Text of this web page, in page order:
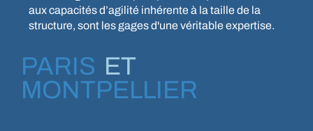
aux capacités d’agilité inhérente à la taille de la
structure, sont les gages d'une véritable expertise.
PARIS ET
MONTPELLIER